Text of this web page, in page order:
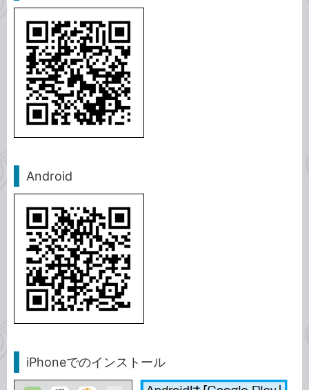
Android
iPhoneでのインストール